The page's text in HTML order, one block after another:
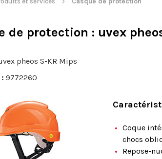
de protection : uvex
pheos S-KR Mips
9772260
Coque
chocs
Repose-